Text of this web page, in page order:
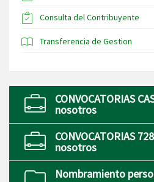
Consulta del Contribuyente
Transferencia de Gestion
CONVOCATORIAS
nosotros
CONVOCATORIAS
nosotros
Nombramiento